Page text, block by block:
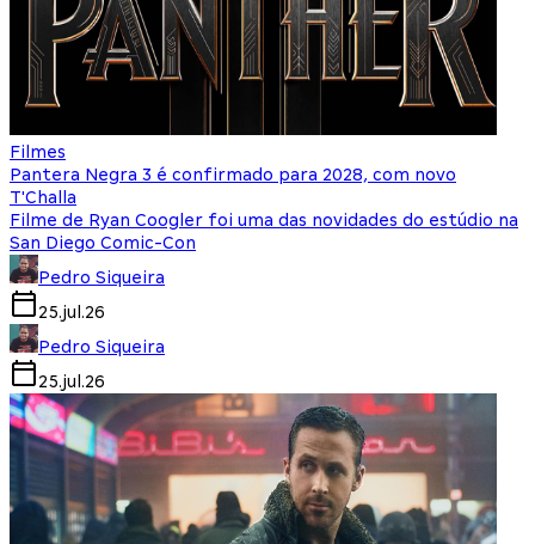
Filmes
Pantera Negra 3 é confirmado para 2028, com novo
T'Challa
Filme de Ryan Coogler foi uma das novidades do estúdio na
San Diego Comic-Con
Pedro Siqueira
25.jul.26
Pedro Siqueira
25.jul.26